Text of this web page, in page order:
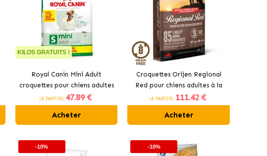
KILOS GRATUITS !
Royal Canin Mini Adult
croquettes pour chiens adultes
de taille petite
(À PARTIR) 47.89 €
Acheter
Croquettes Orijen Regional
Red pour chiens adultes à la
viande rouge
(À PARTIR) 111.42 €
Acheter
-10% -10%